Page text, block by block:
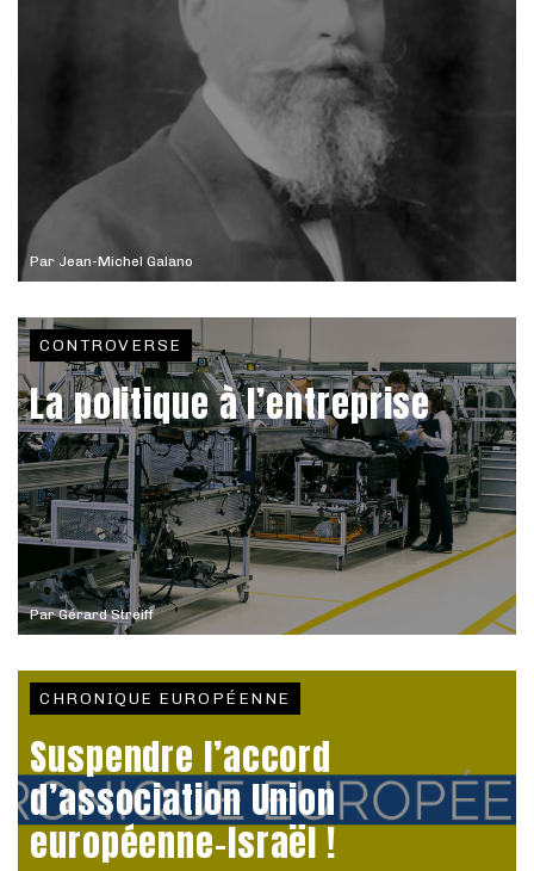
Par Jean-Michel Galano
ParGérard Streiff
CONTROVERSE
La politique à l’entreprise
CHRONIQUE EUROPÉENNE
Suspendre l’accord
d’association Union
européenne-Israël !